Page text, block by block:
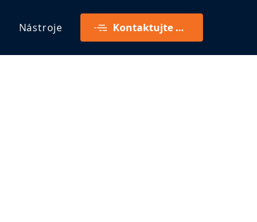
Nástroje Kontaktujte mě